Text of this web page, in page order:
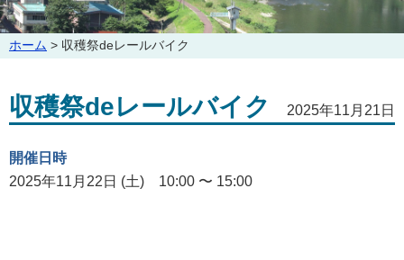
こ
ー
ジ
位
置:
ホーム > 収穫祭deレールバイク
収穫祭deレールバイク 2025年11月21日
開催日時
2025年11月22日 (土) 10:00 〜 15:00